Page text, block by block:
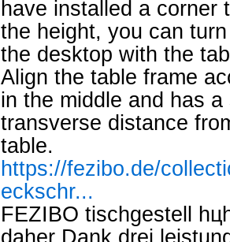
have installed a corner
the height, you can
the desktop with the
Align the table frame
in the middle and has a
transverse distance
table.
https://fezibo.de/
eckschr...
FEZIBO tischgestell
daher Dank drei